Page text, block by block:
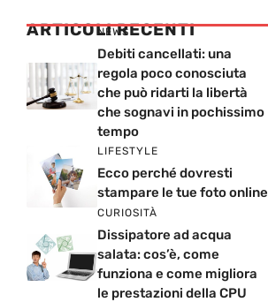
ARTICOLI RECENTI
NEWS
Debiti cancellati: una
regola poco conosciuta
che può ridarti la libertà
che sognavi in pochissimo
tempo
LIFESTYLE
Ecco perché dovresti
stampare le tue foto online
CURIOSITÀ
Dissipatore ad acqua
salata: cos’è, come
funziona e come migliora
le prestazioni della CPU